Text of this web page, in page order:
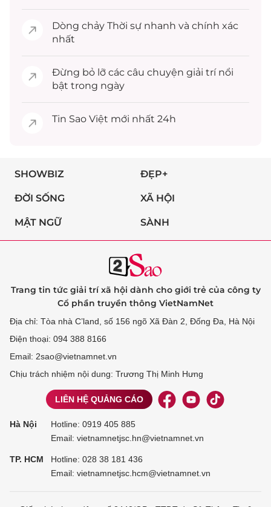
Dòng chảy Thời sự nhanh và chính xác
nhất
Đừng bỏ lỡ các câu chuyện giải trínổi
bật trong ngày
Tin Sao Việt mới nhất 24h
SHOWBIZ ĐẸP+
ĐỜI SỐNG XÃ HỘI
MẬT NGỮ SÀNH
Trang tin tức giải trí xã hội dành cho giới trẻ của công ty
Cổ phần truyền thông VietNamNet
Địa chỉ: Tòa nhà C’land, số 156 ngõ Xã Đàn 2, Đống Đa, Hà Nội
Điện thoại: 094 388 8166
Email: 2sao@vietnamnet.vn
Chịu trách nhiệm nội dung: Trương Thị Minh Hưng
LIÊN HỆ QUẢNG CÁO
Hà Nội Hotline: 0919 405 885
Email: vietnamnetjsc.hn@vietnamnet.vn
TP. HCM Hotline: 028 38 181 436
Email: vietnamnetjsc.hcm@vietnamnet.vn